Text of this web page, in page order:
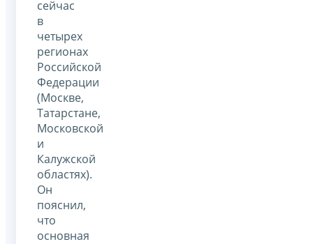
сейчас
в
четырех
регионах
Российской
Федерации
(Москве,
Татарстане,
Московской
и
Калужской
областях).
Он
пояснил,
что
основная